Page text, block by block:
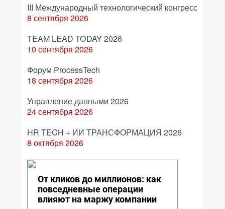
III Международный технологический конгресс
8 сентября 2026
TEAM LEAD TODAY 2026
10 сентября 2026
Форум ProcessTech
18 сентября 2026
Управление данными 2026
24 сентября 2026
HR TECH + ИИ ТРАНСФОРМАЦИЯ 2026
8 октября 2026
От кликов до миллионов: как
повседневные операции
влияют на маржу компании